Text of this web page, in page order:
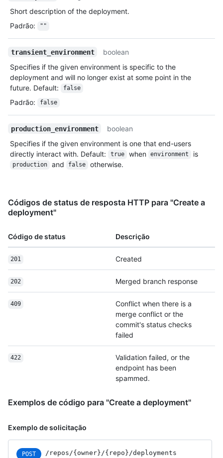
Short description of the deployment.
Padrão: ""
transient_environment
boolean
Specifies if the given environment is specific to the
deployment and will no longer exist at some point in the
future. Default:
false
Padrão: false
production_environment
boolean
Specifies if the given environment is one that end-users
directly interact with. Default:
true when environment is
production and false otherwise.
Códigos de status de resposta HTTP para "Create a
deployment"
Código de status Descrição
201 Created
202 Merged branch response
409
Conflict when there is a
merge conflict or the
commit's status checks
failed
422
Validation failed, or the
endpoint has been
spammed.
Exemplos de código para "Create a deployment"
Exemplo de solicitação
POST /repos /{owner} /{repo} /deployments